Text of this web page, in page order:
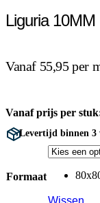
Liguria
Vanaf 55,95 per
Vanaf prijs per
Levertijd binnen 3
Formaat